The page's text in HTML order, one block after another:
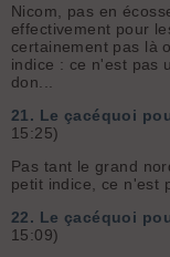
Nicom, pas en
effectivement pour
certainement pas là
indice : ce n'est pas
don...
21. Le çacéquoi
15:25)
Pas tant le grand
petit indice, ce n'est
22. Le çacéquoi
15:09)